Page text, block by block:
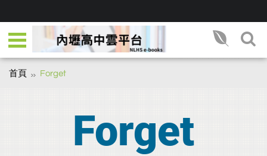
首頁 Forget
Forget